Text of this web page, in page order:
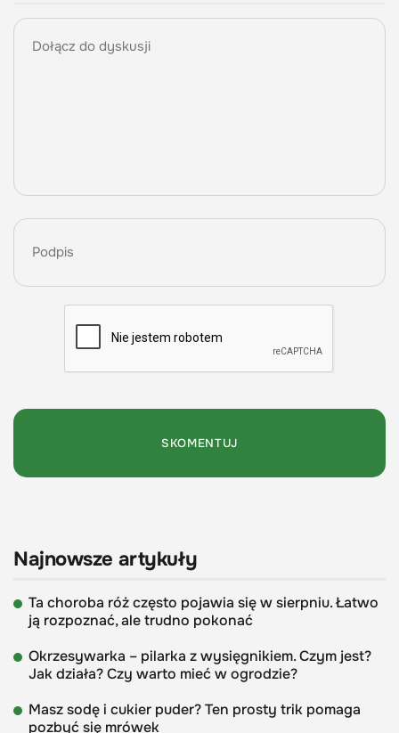
Najnowsze artykuły
Ta choroba róż często pojawia się w sierpniu. Łatwo
ją rozpoznać, ale trudno pokonać
Okrzesywarka – pilarka z wysięgnikiem. Czym jest?
Jak działa? Czy warto mieć w ogrodzie?
Masz sodę i cukier puder? Ten prosty trik pomaga
pozbyć się mrówek